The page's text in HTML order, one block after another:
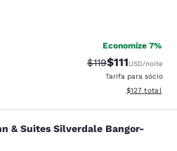
3.82 estrelas. Bom. 72 avaliações
Economize 7%
Tarifa anterior
$119Tarifa com
$111USD/noite
Tarifa para sócio
Exibir
$127 total
Silverdale
& Suites Silverdale Bangor-